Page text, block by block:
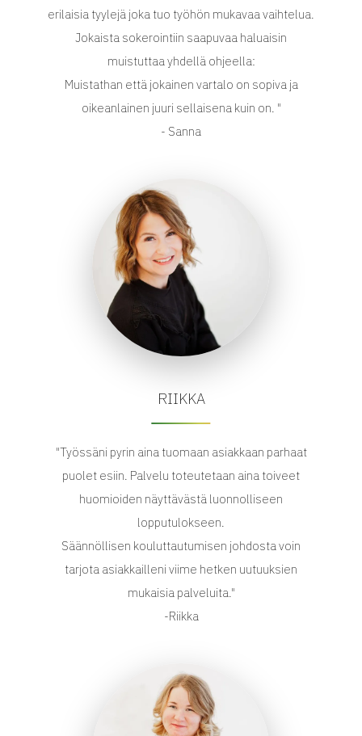
erilaisia tyylejä joka tuo työhön mukavaa vaihtelua.
Jokaista sokerointiin saapuvaa haluaisin
muistuttaa yhdellä ohjeella:
Muistathan että jokainen vartalo on sopiva ja
oikeanlainen juuri sellaisena kuin on. "
- Sanna
RIIKKA
"Työssäni pyrin aina tuomaan asiakkaan parhaat
puolet esiin. Palvelu toteutetaan aina toiveet
huomioiden näyttävästä luonnolliseen
lopputulokseen.
Säännöllisen kouluttautumisen johdosta voin
tarjota asiakkailleni viime hetken uutuuksien
mukaisia palveluita."
-Riikka